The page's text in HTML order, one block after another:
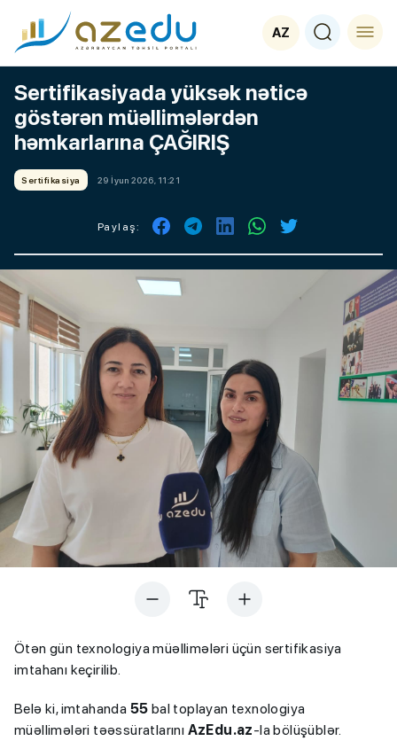
AZ
Sertifikasiyada yüksək nəticə
göstərən müəllimələrdən
həmkarlarına ÇAĞIRIŞ
Sertifikasiya 29 İyun 2026, 11:21
Paylaş:
Ötən gün texnologiya müəllimələri üçün sertifikasiya
imtahanı keçirilib.
Belə ki, imtahanda 55 bal toplayan texnologiya
müəllimələri təəssüratlarını AzEdu.az-la bölüşüblər.